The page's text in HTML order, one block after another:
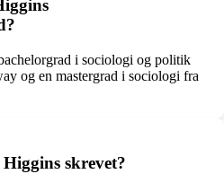
i sociologi og politik
og en mastergrad i sociologi fra
skrevet?